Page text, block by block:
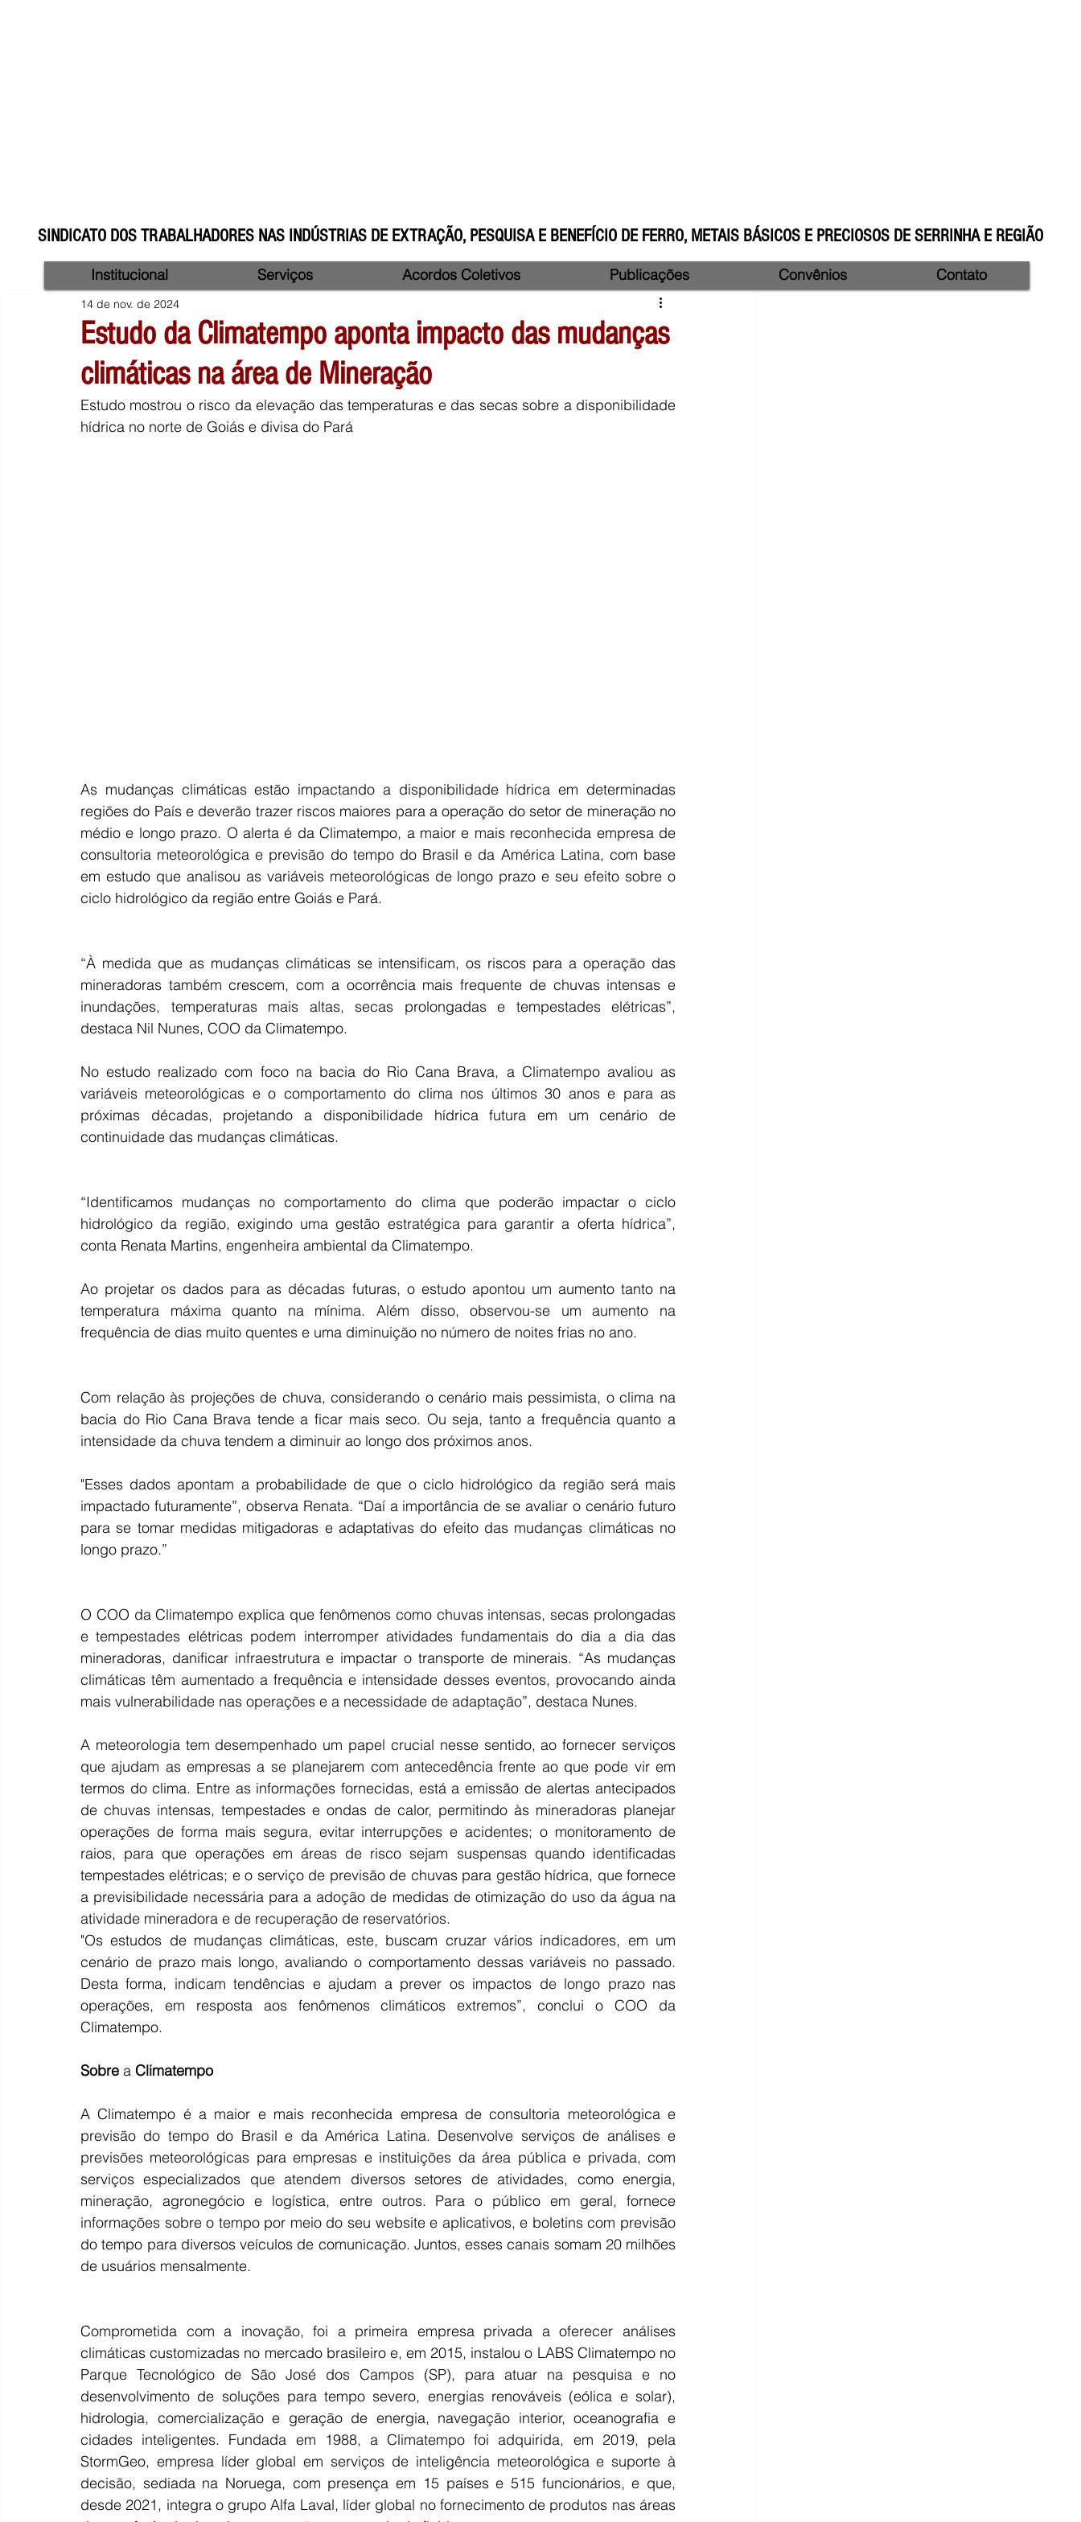
SINDICATO DOS TRABALHADORES NAS INDÚSTRIAS DE EXTRAÇÃO, PESQUISA E BENEFÍCIO DE FERRO, METAIS BÁSICOS E PRECIOSOS DE SERRINHA E REGIÃO
Estudo da Climatempo aponta impacto das mudanças
climáticas na área de Mineração
14 de nov. de 2024
Estudo mostrou o risco da elevação das temperaturas e das secas sobre a disponibilidade
hídrica no norte de Goiás e divisa do Pará
As mudanças climáticas estão impactando a disponibilidade hídrica em determinadas
regiões do País e deverão trazer riscos maiores para a operação do setor de mineração no
médio e longo prazo. O alerta é da Climatempo, a maior e mais reconhecida empresa de
consultoria meteorológica e previsão do tempo do Brasil e da América Latina, com base
em estudo que analisou as variáveis meteorológicas de longo prazo e seu efeito sobre o
ciclo hidrológico da região entre Goiás e Pará.
“À medida que as mudanças climáticas se intensificam, os riscos para a operação das
mineradoras também crescem, com a ocorrência mais frequente de chuvas intensas e
inundações, temperaturas mais altas, secas prolongadas e tempestades elétricas”,
destaca Nil Nunes, COO da Climatempo.
No estudo realizado com foco na bacia do Rio Cana Brava, a Climatempo avaliou as
variáveis meteorológicas e o comportamento do clima nos últimos 30 anos e para as
próximas décadas, projetando a disponibilidade hídrica futura em um cenário de
continuidade das mudanças climáticas.
“Identificamos mudanças no comportamento do clima que poderão impactar o ciclo
hidrológico da região, exigindo uma gestão estratégica para garantir a oferta hídrica”,
conta Renata Martins, engenheira ambiental da Climatempo.
Ao projetar os dados para as décadas futuras, o estudo apontou um aumento tanto na
temperatura máxima quanto na mínima. Além disso, observou-se um aumento na
frequência de dias muito quentes e uma diminuição no número de noites frias no ano.
Com relação às projeções de chuva, considerando o cenário mais pessimista, o clima na
bacia do Rio Cana Brava tende a ficar mais seco. Ou seja, tanto a frequência quanto a
intensidade da chuva tendem a diminuir ao longo dos próximos anos.
"Esses dados apontam a probabilidade de que o ciclo hidrológico da região será mais
impactado futuramente”, observa Renata. “Daí a importância de se avaliar o cenário futuro
para se tomar medidas mitigadoras e adaptativas do efeito das mudanças climáticas no
longo prazo.”
O COO da Climatempo explica que fenômenos como chuvas intensas, secas prolongadas
e tempestades elétricas podem interromper atividades fundamentais do dia a dia das
mineradoras, danificar infraestrutura e impactar o transporte de minerais. “As mudanças
climáticas têm aumentado a frequência e intensidade desses eventos, provocando ainda
mais vulnerabilidade nas operações e a necessidade de adaptação”, destaca Nunes.
A meteorologia tem desempenhado um papel crucial nesse sentido, ao fornecer serviços
que ajudam as empresas a se planejarem com antecedência frente ao que pode vir em
termos do clima. Entre as informações fornecidas, está a emissão de alertas antecipados
de chuvas intensas, tempestades e ondas de calor, permitindo às mineradoras planejar
operações de forma mais segura, evitar interrupções e acidentes; o monitoramento de
raios, para que operações em áreas de risco sejam suspensas quando identificadas
tempestades elétricas; e o serviço de previsão de chuvas para gestão hídrica, que fornece
a previsibilidade necessária para a adoção de medidas de otimização do uso da água na
atividade mineradora e de recuperação de reservatórios.
"Os estudos de mudanças climáticas, este, buscam cruzar vários indicadores, em um
cenário de prazo mais longo, avaliando o comportamento dessas variáveis no passado.
Desta forma, indicam tendências e ajudam a prever os impactos de longo prazo nas
operações, em resposta aos fenômenos climáticos extremos”, conclui o COO da
Climatempo.
Sobre a Climatempo
A Climatempo é a maior e mais reconhecida empresa de consultoria meteorológica e
previsão do tempo do Brasil e da América Latina. Desenvolve serviços de análises e
previsões meteorológicas para empresas e instituições da área pública e privada, com
serviços especializados que atendem diversos setores de atividades, como energia,
mineração, agronegócio e logística, entre outros. Para o público em geral, fornece
informações sobre o tempo por meio do seu website e aplicativos, e boletins com previsão
do tempo para diversos veículos de comunicação. Juntos, esses canais somam 20 milhões
de usuários mensalmente.
Comprometida com a inovação, foi a primeira empresa privada a oferecer análises
climáticas customizadas no mercado brasileiro e, em 2015, instalou o LABS Climatempo no
Parque Tecnológico de São José dos Campos (SP), para atuar na pesquisa e no
desenvolvimento de soluções para tempo severo, energias renováveis (eólica e solar),
hidrologia, comercialização e geração de energia, navegação interior, oceanografia e
cidades inteligentes. Fundada em 1988, a Climatempo foi adquirida, em 2019, pela
StormGeo, empresa líder global em serviços de inteligência meteorológica e suporte à
decisão, sediada na Noruega, com presença em 15 países e 515 funcionários, e que,
desde 2021, integra o grupo Alfa Laval, líder global no fornecimento de produtos nas áreas
Institucional Serviços Acordos Coletivos Publicações Convênios Contato